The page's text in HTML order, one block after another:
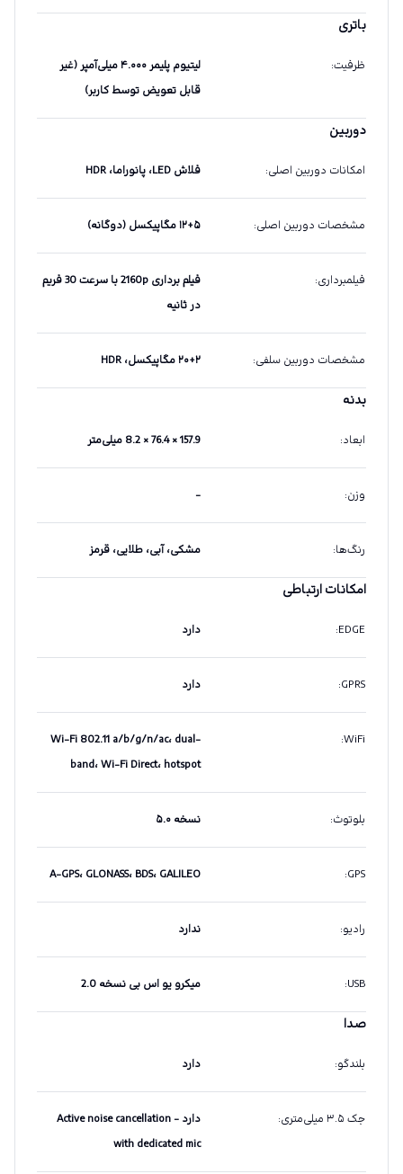
باتری
ظرفیت:
لیتیوم پلیمر ۴.۰۰۰ میلی‌آمپر (غیر
قابل تعویض توسط کاربر)
دوربین
امکانات دوربین اصلی: فلاش LED، پانوراما، HDR
مشخصات دوربین اصلی: ۱۲+۵ مگاپیکسل (دوگانه)
فیلمبرداری:
فیلم برداری 2160p با سرعت 30 فریم
در ثانیه
مشخصات دوربین سلفی: ۲۰+۲ مگاپیکسل، HDR
بدنه
ابعاد: 157.9 × 76.4 × 8.2 میلی‌متر
وزن:
-
رنگ‌ها: مشکی، آبی، طلایی، قرمز
امکانات ارتباطی
EDGE
: دارد
GPRS
: دارد
WiFi
:
Wi-Fi 802.11 a/b/g/n/ac، dual-
band، Wi-Fi Direct، hotspot
بلوتوث: نسخه ۵.۰
GPS
: A-GPS، GLONASS، BDS، GALILEO
رادیو: ندارد
USB
: میکرو یو اس بی نسخه 2.0
صدا
بلندگو: دارد
جک ۳.۵ میلی‌متری :
دارد - Active noise cancellation
with dedicated mic